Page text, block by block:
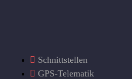
Schnittstellen
GPS-Telematik